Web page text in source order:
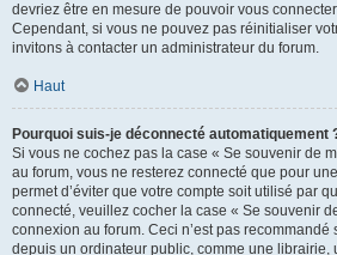
devriez être en mesure de pouvoir vous
Cependant, si vous ne pouvez pas réinitialiser
invitons à contacter un administrateur du forum.
Haut
Pourquoi suis-je déconnecté automatiquement
Si vous ne cochez pas la case « Se souvenir de
au forum, vous ne resterez connecté que pour
permet d’éviter que votre compte soit utilisé par
connecté, veuillez cocher la case « Se souvenir
connexion au forum. Ceci n’est pas recommandé
depuis un ordinateur public, comme une librairie,